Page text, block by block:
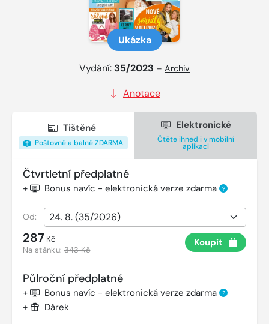
Ukázka
Vydání: 35/2023 – Archiv
Anotace
Tištěné
Poštovné a balné ZDARMA
Elektronické
Čtěte ihned i v mobilní
aplikaci
Čtvrtletní předplatné
+ Bonus navíc - elektronická verze zdarma ?
Od:
287 Kč
Na stánku:343 Kč
Koupit
Půlroční předplatné
+ Bonus navíc - elektronická verze zdarma ?
+ Dárek